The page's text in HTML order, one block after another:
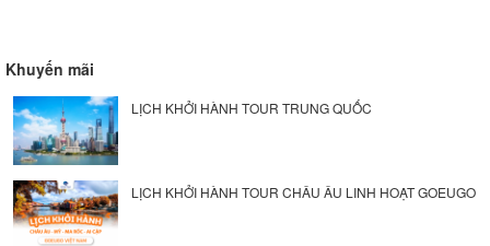
Khuyến mãi
LỊCH KHỞI HÀNH TOUR TRUNG QUỐC
LỊCH KHỞI HÀNH TOUR CHÂU ÂU LINH HOẠT GOEUGO